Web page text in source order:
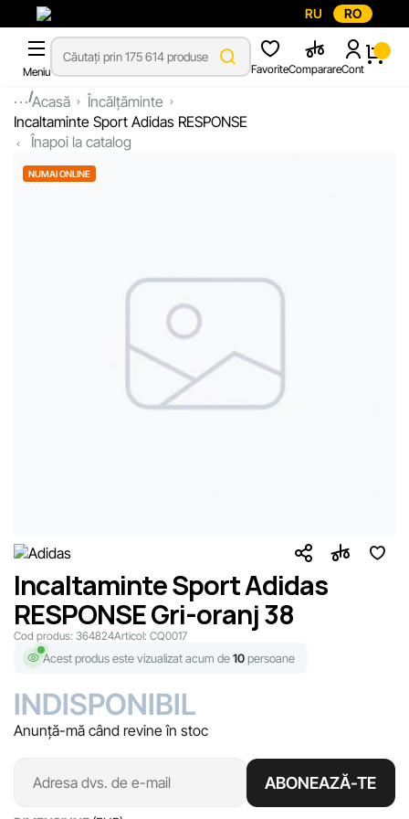
RU RO
Meniu FavoriteComparareCont
...Acasă
Încălțăminte
Incaltaminte Sport Adidas RESPONSE
Înapoi la catalog
NUMAI ONLINE
Incaltaminte Sport Adidas
RESPONSE Gri-oranj 38
Cod produs: 364824Articol: CQ0017
Acest produs este vizualizat acum de10persoane
INDISPONIBIL
Anunță-mă când revine în stoc
ABONEAZĂ-TE